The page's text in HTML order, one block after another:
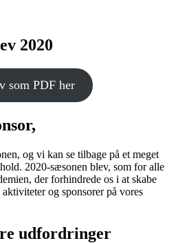
2020
som PDF her
og vi kan se tilbage på et meget
2020-sæsonen blev, som for alle
der forhindrede os i at skabe
og sponsorer på vores
udfordringer